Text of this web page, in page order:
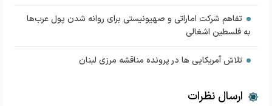
تفاهم‌ شرکت اماراتی و صهیونیستی برای روانه شدن پول عرب‌ها
به فلسطین اشغالی
تلاش آمریکایی ها در پرونده مناقشه مرزی لبنان
ارسال نظرات